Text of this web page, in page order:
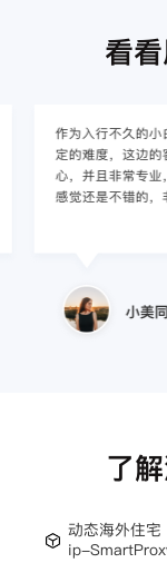
看
作为入行不久的小白
定的难度，这边的客
心，并且非常专业，
感觉还是不错的，非
小美同学
了
动态海外住宅
ip-